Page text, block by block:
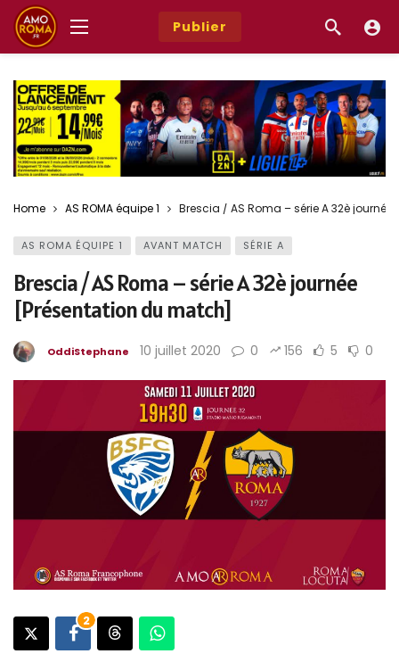
Publier
Home AS ROMA équipe 1 Brescia / AS Roma – série A 32è
AS ROMA ÉQUIPE 1 AVANT MATCH SÉRIE A
Brescia / AS Roma – série A 32è journée
[Présentation du match]
OddiStephane 10 juillet 2020 0 156 5 0
2